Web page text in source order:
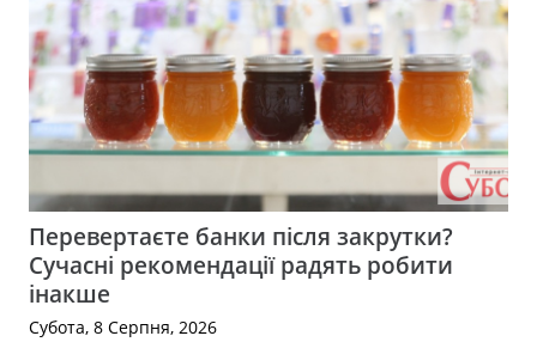
Перевертаєте банки після закрутки?
Сучасні рекомендації радять робити
інакше
Субота, 8 Серпня, 2026